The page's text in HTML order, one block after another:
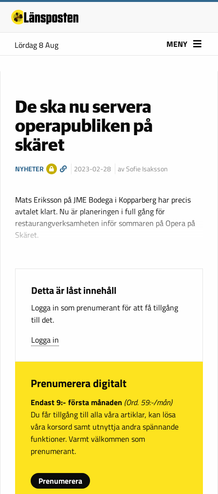
Lördag 8 Aug MENY
De ska nu servera
operapubliken på
skäret
NYHETER 2023-02-28 av Sofie Isaksson
Mats Eriksson på JME Bodega i Kopparberg har precis
avtalet klart. Nu är planeringen i full gång för
restaurangverksamheten inför sommaren på Opera på
Skäret.
Detta är låst innehåll
Logga in som prenumerant för att få tillgång
till det.
Logga in
Prenumerera digitalt
Endast 9:- första månaden (Ord. 59:-/mån)
Du får tillgång till alla våra artiklar, kan lösa
våra korsord samt utnyttja andra spännande
funktioner. Varmt välkommen som
prenumerant.
Prenumerera